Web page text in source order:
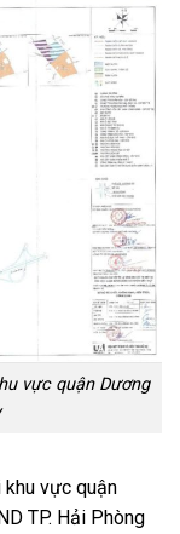
vực quận Dương
vực quận
TP. Hải Phòng